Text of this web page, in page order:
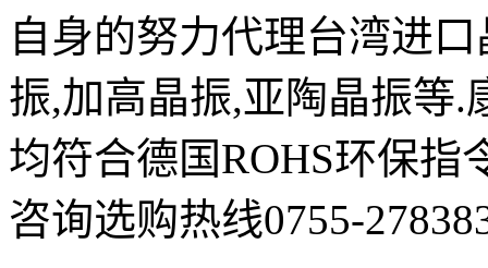
自身的努力代理台湾进
振,加高晶振,亚陶晶振等.
均符合德国ROHS环保指
咨询选购热线0755-